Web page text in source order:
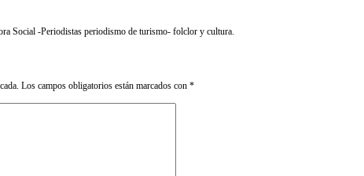
Social -Periodistas periodismo de turismo- folclor y cultura.
Los campos obligatorios están marcados con *